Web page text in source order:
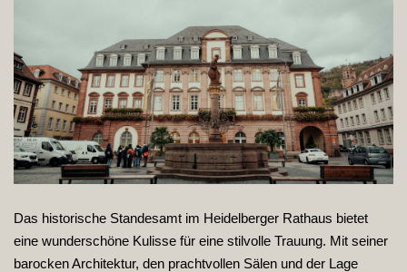
Das historische Standesamt im Heidelberger Rathaus bietet
eine wunderschöne Kulisse für eine stilvolle Trauung. Mit seiner
barocken Architektur, den prachtvollen Sälen und der Lage